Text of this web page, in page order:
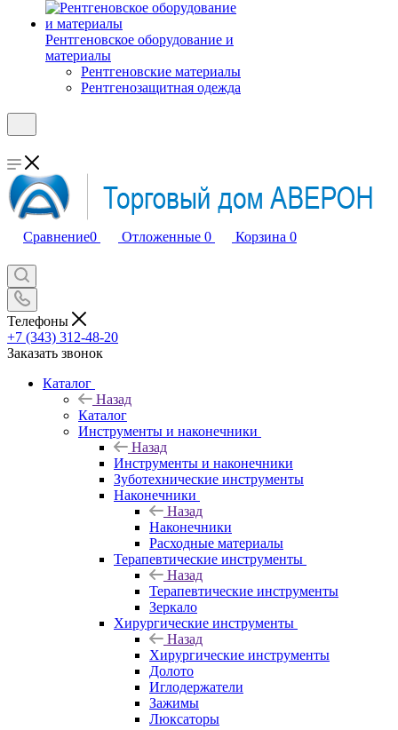
Рентгеновское оборудование и
материалы
Рентгеновские материалы
Рентгенозащитная одежда
Сравнение0 Отложенные 0 Корзина 0
Телефоны
+7 (343) 312-48-20
Заказать звонок
Каталог
Назад
Каталог
Инструменты и наконечники
Назад
Инструменты и наконечники
Зуботехнические инструменты
Наконечники
Назад
Наконечники
Расходные материалы
Терапевтические инструменты
Назад
Терапевтические инструменты
Зеркало
Хирургические инструменты
Назад
Хирургические инструменты
Долото
Иглодержатели
Зажимы
Люксаторы